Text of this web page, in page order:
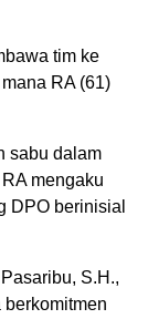
tim ke
RA (61)
sabu dalam
mengaku
DPO berinisial
S.H.,
berkomitmen